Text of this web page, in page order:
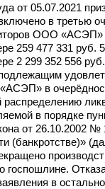
от 05.07.2021
в третью
ООО «АСЭП»
259 477 331 руб.
2 299 352 556
в
в порядке
от 26.10.2002
(банкротстве)»
госпошлине.
в